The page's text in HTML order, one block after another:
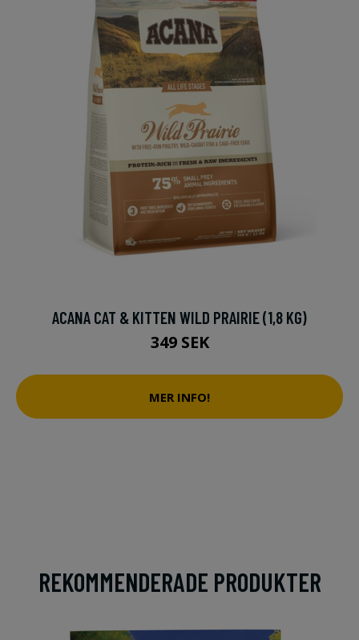
ACANA CAT & KITTEN WILD PRAIRIE (1,8 KG)
349 SEK
MER INFO!
REKOMMENDERADE PRODUKTER